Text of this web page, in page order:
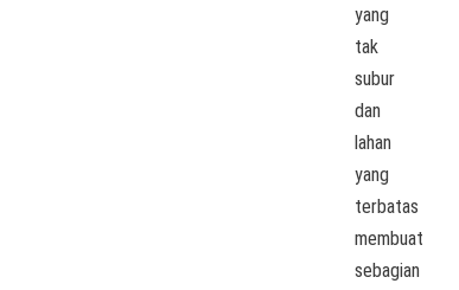
yang
tak
subur
dan
lahan
yang
terbatas
membuat
sebagian